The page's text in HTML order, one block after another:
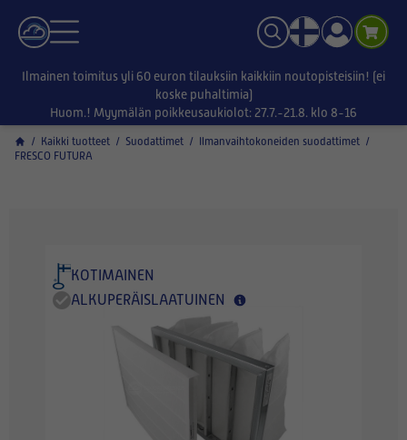
Ilmainen toimitus yli 60 euron tilauksiin kaikkiin noutopisteisiin! (ei
koske puhaltimia)
Huom.! Myymälän poikkeusaukiolot: 27.7.-21.8. klo 8-16
/ Kaikki tuotteet / Suodattimet / Ilmanvaihtokoneiden suodattimet /
FRESCO FUTURA
KOTIMAINEN
ALKUPERÄISLAATUINEN